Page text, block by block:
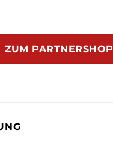
ZUM PARTNERSHOP